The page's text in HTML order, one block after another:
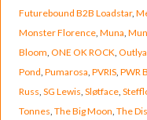
Futurebound B2B Loadstar,
Monster Florence, Muna
Bloom ONE OK ROCK Outlya
Pond Pumarosa PVRIS, PWR
Russ SG Lewis Sløtface,
Tonnes The Big Moon The